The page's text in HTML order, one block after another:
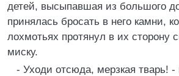
детей, высыпавшая из большого
принялась бросать в него камни,
лохмотьях протянул в их сторону
миску.
- Уходи отсюда, мерзкая тварь! -